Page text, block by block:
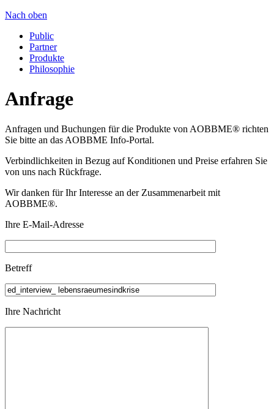
Nach oben
Public
Partner
Produkte
Philosophie
Anfrage
Anfragen und Buchungen für die Produkte von AOBBME® richten
Sie bitte an das AOBBME Info-Portal.
Verbindlichkeiten in Bezug auf Konditionen und Preise erfahren Sie
von uns nach Rückfrage.
Wir danken für Ihr Interesse an der Zusammenarbeit mit
AOBBME®.
Ihre E-Mail-Adresse
Betreff
Ihre Nachricht